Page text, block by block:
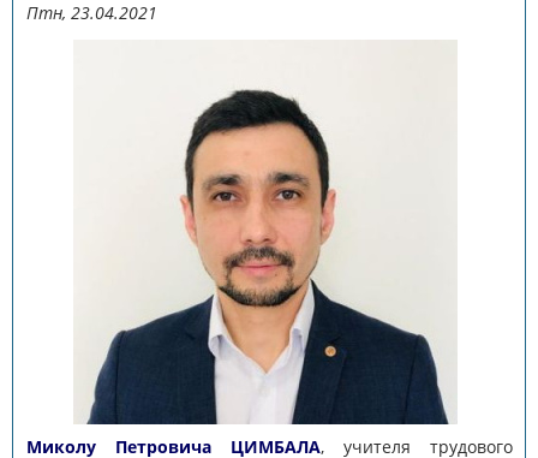
Птн, 23.04.2021
Миколу Петровича ЦИМБАЛА, учителя трудового